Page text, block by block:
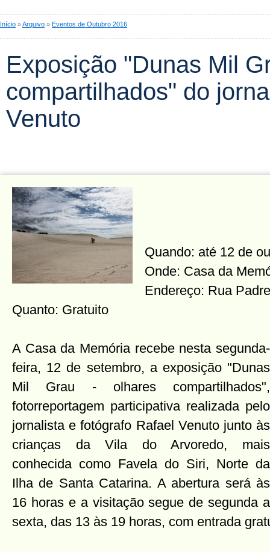
Início »Arquivo » Eventos de Outubro 2016
Exposição "Dunas Mil
compartilhados" do
Venuto
Quando: até 12 de
Onde: Casa da
Endereço: Rua
Quanto: Gratuito
A Casa da Memória recebe nesta segunda-
feira, 12 de setembro, a exposição "Dunas
Mil Grau - olhares compartilhados",
fotorreportagem participativa realizada pelo
jornalista e fotógrafo Rafael Venuto junto às
crianças da Vila do Arvoredo, mais
conhecida como Favela do Siri, Norte da
Ilha de Santa Catarina. A abertura será às
16 horas e a visitação segue de segunda a
sexta, das 13 às 19 horas, com entrada